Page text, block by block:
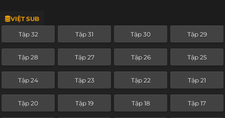
VIỆT SUB
Tập 32 Tập 31 Tập 30 Tập 29
Tập 28 Tập 27 Tập 26 Tập 25
Tập 24 Tập 23 Tập 22 Tập 21
Tập 20 Tập 19 Tập 18 Tập 17